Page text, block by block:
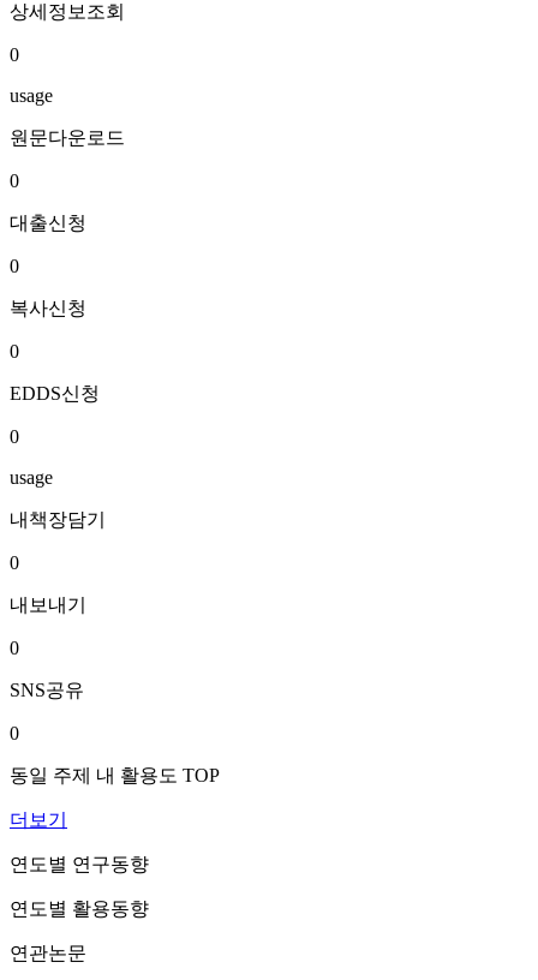
상세정보조회
0
usage
원문다운로드
0
대출신청
0
복사신청
0
EDDS신청
0
usage
내책장담기
0
내보내기
0
SNS공유
0
동일 주제 내 활용도 TOP
더보기
연도별 연구동향
연도별 활용동향
연관논문